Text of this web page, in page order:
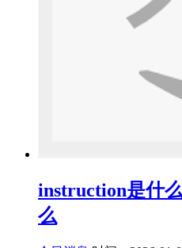
instruction是什
么